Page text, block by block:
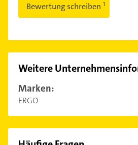
Bewertung schreiben
Weitere
Marken:
ERGO